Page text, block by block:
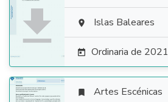
  Islas Baleares
 Ordinaria de 2021
 Artes Escénicas